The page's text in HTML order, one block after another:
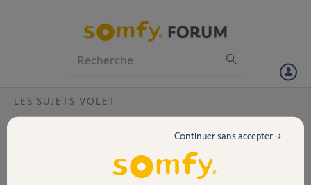
Volet
LES SUJETS VOLET
Erreur Communication sur 3 BSO ?
J'ai 3 BSO en "Erreur communication" sur l'application Somfy.
Continuer sans accepter →